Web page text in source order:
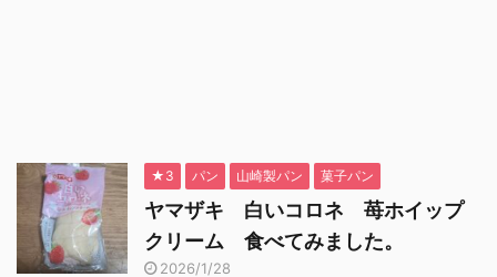
★3 パン 山崎製パン 菓子パン
ヤマザキ 白いコロネ 苺ホイップ
クリーム 食べてみました。
2026/1/28